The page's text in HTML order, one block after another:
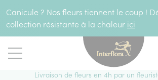
Canicule ? Nos fleurs tiennent le coup !
collection résistante à la chaleur ici
Livraison de fleurs en 4h par un